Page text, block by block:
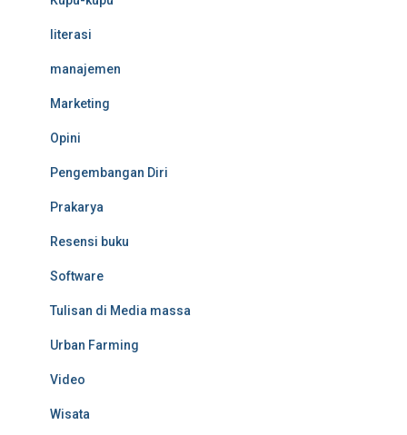
literasi
manajemen
Marketing
Opini
Pengembangan Diri
Prakarya
Resensi buku
Software
Tulisan di Media massa
Urban Farming
Video
Wisata